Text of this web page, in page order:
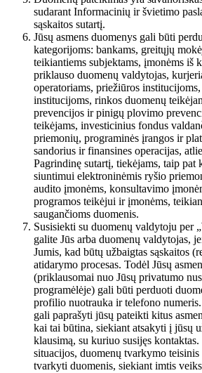
sudarant Informacinių ir švietimo
sąskaitos sutartį.
Jūsų asmens duomenys gali būti
kategorijoms: bankams, greitųjų
teikiantiems subjektams, įmonėms iš
priklauso duomenų valdytojas,
operatoriams, priežiūros
institucijoms, rinkos duomenų
prevencijos ir pinigų plovimo
teikėjams, investicinius fondus
priemonių, programinės įrangos ir
sandorius ir finansines operacijas,
Pagrindinę sutartį, tiekėjams, taip pat
siuntimui elektroninėmis ryšio
audito įmonėms, konsultavimo
programos teikėjui ir įmonėms,
saugančioms duomenis.
Susisiekti su duomenų valdytoju per
galite Jūs arba duomenų valdytojas,
Jumis, kad būtų užbaigtas sąskaitos
atidarymo procesas. Todėl Jūsų
(priklausomai nuo Jūsų privatumo
programėlėje) gali būti perduoti
profilio nuotrauka ir telefono
gali paprašyti jūsų pateikti kitus
kai tai būtina, siekiant atsakyti į jūsų
klausimą, su kuriuo susijęs
situacijos, duomenų tvarkymo
tvarkyti duomenis, siekiant imtis